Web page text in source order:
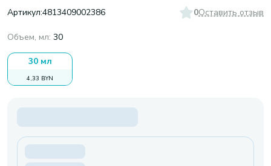
Артикул:4813409002386 0Оставить отзыв
Объем, мл: 30
30 мл
4,33 BYN